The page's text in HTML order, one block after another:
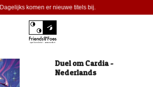
Dagelijks komen er nieuwe titels bij.
Duel om Cardia -
Nederlands